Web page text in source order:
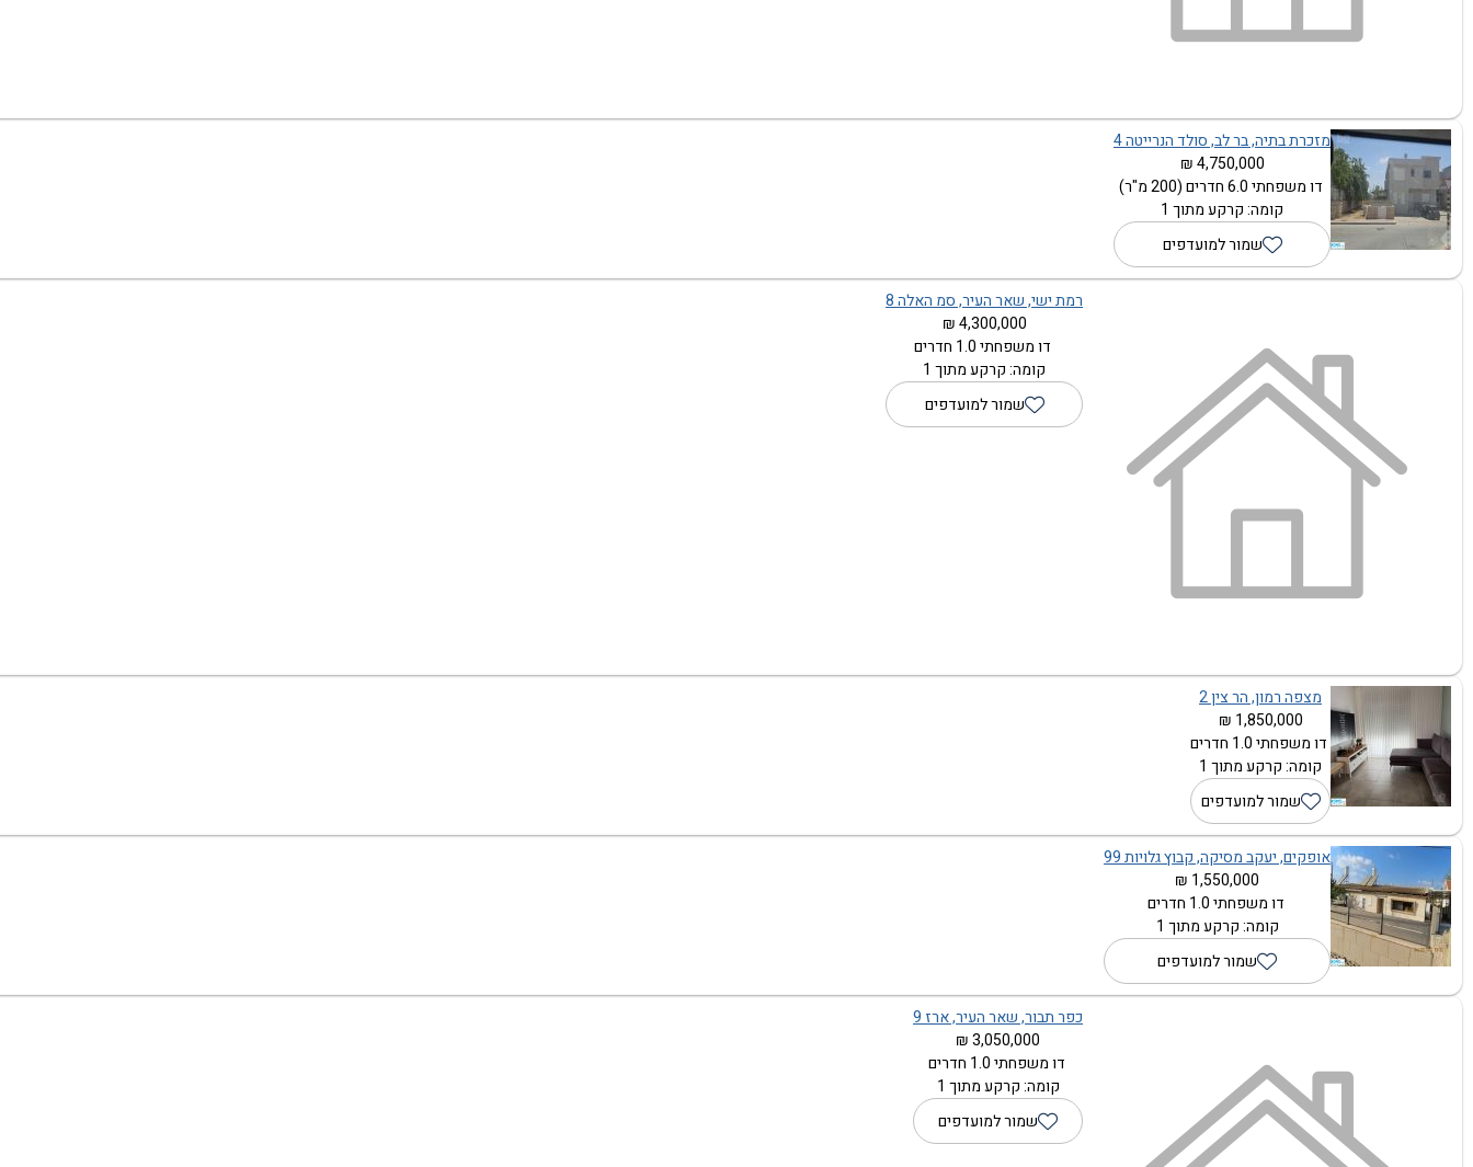
מזכרת בתיה, בר לב, סולד הנרייטה 4
4,750,000 ₪
דו משפחתי 6.0 חדרים (200 מ"ר)
קומה: קרקע מתוך 1
שמור למועדפים
רמת ישי, שאר העיר, סמ האלה 8
4,300,000 ₪
דו משפחתי 1.0 חדרים
קומה: קרקע מתוך 1
שמור למועדפים
מצפה רמון, הר צין 2
1,850,000 ₪
דו משפחתי 1.0 חדרים
קומה: קרקע מתוך 1
שמור למועדפים
אופקים, יעקב מסיקה, קבוץ גלויות 99
1,550,000 ₪
דו משפחתי 1.0 חדרים
קומה: קרקע מתוך 1
שמור למועדפים
כפר תבור, שאר העיר, ארז 9
3,050,000 ₪
דו משפחתי 1.0 חדרים
קומה: קרקע מתוך 1
שמור למועדפים